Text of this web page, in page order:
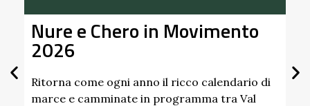
in Movimento
il ricco calendario di
programma tra Val
Alla Scoperta
Scipione dei
Pallavicino